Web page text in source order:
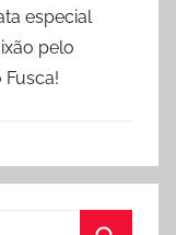
especial
pelo
Fusca!